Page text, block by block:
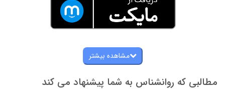
مشاهده بیشتر
مطالبی که روانشناس به شما پیشنهاد می کند